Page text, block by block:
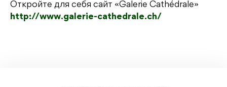
Откройте для себя сайт «Galerie Cathédrale»
http://www.galerie-cathedrale.ch/